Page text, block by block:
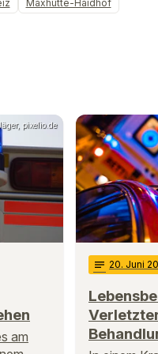
Maxhütte-Haidhof
pixelio.de
am
notes 20. Juni